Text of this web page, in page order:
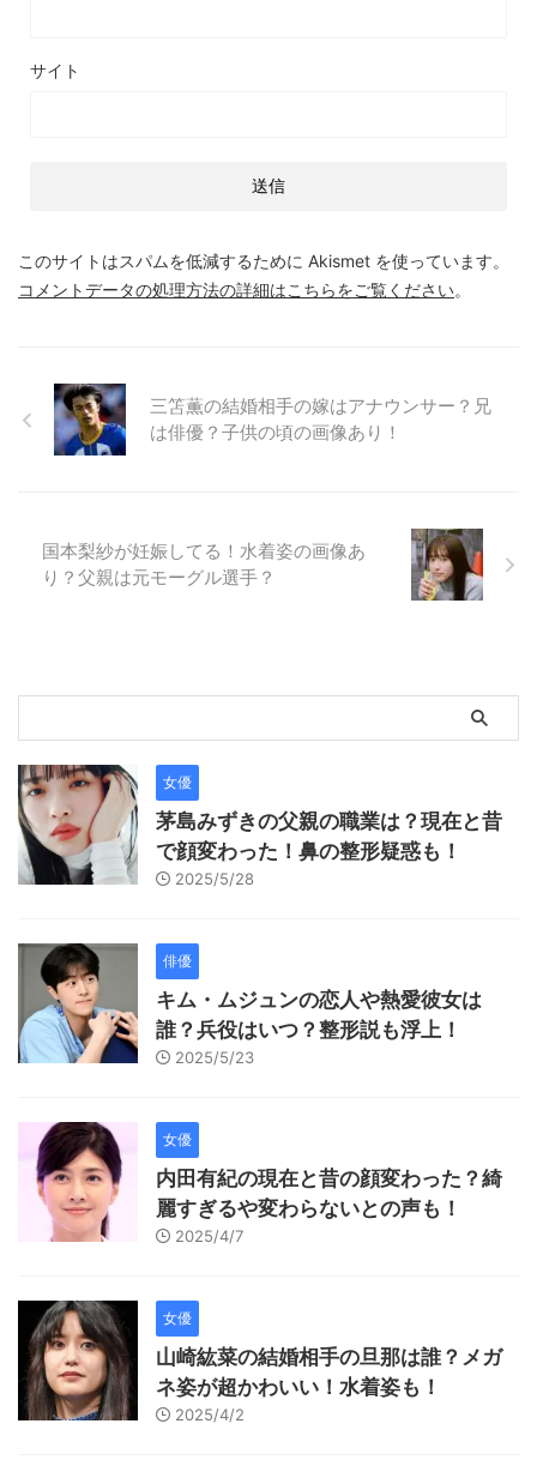
サイト
このサイトはスパムを低減するために Akismet を使っています。
コメントデータの処理方法の詳細はこちらをご覧ください。
三笘薫の結婚相手の嫁はアナウンサー？兄
は俳優？子供の頃の画像あり！
国本梨紗が妊娠してる！水着姿の画像あ
り？父親は元モーグル選手？
女優
茅島みずきの父親の職業は？現在と昔
で顔変わった！鼻の整形疑惑も！
2025/5/28
俳優
キム・ムジュンの恋人や熱愛彼女は
誰？兵役はいつ？整形説も浮上！
2025/5/23
女優
内田有紀の現在と昔の顔変わった？綺
麗すぎるや変わらないとの声も！
2025/4/7
女優
山崎紘菜の結婚相手の旦那は誰？メガ
ネ姿が超かわいい！水着姿も！
2025/4/2